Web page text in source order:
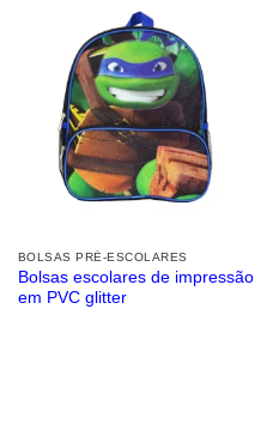
BOLSAS PRÉ-ESCOLARES
Bolsas escolares de impressão
em PVC glitter